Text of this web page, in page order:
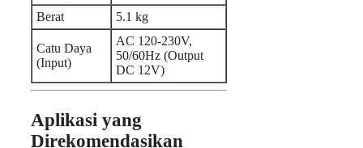
Berat
5.1 kg
Catu Daya
(Input)
AC 120-230V,
50/60Hz (Output
DC 12V)
Aplikasi yang
Direkomendasikan